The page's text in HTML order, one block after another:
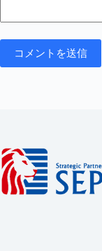
コメントを送信